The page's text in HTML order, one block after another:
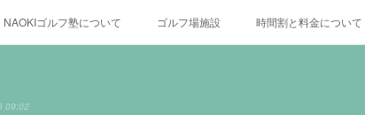
NAOKIゴルフ塾について ゴルフ場施設 時間割と料金について
09:02